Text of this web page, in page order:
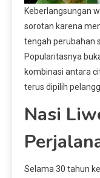
Keberlangsungan
sorotan karena
tengah perubahan
Popularitasnya
kombinasi antara
terus dipilih
Nasi
Selama 30 tahun